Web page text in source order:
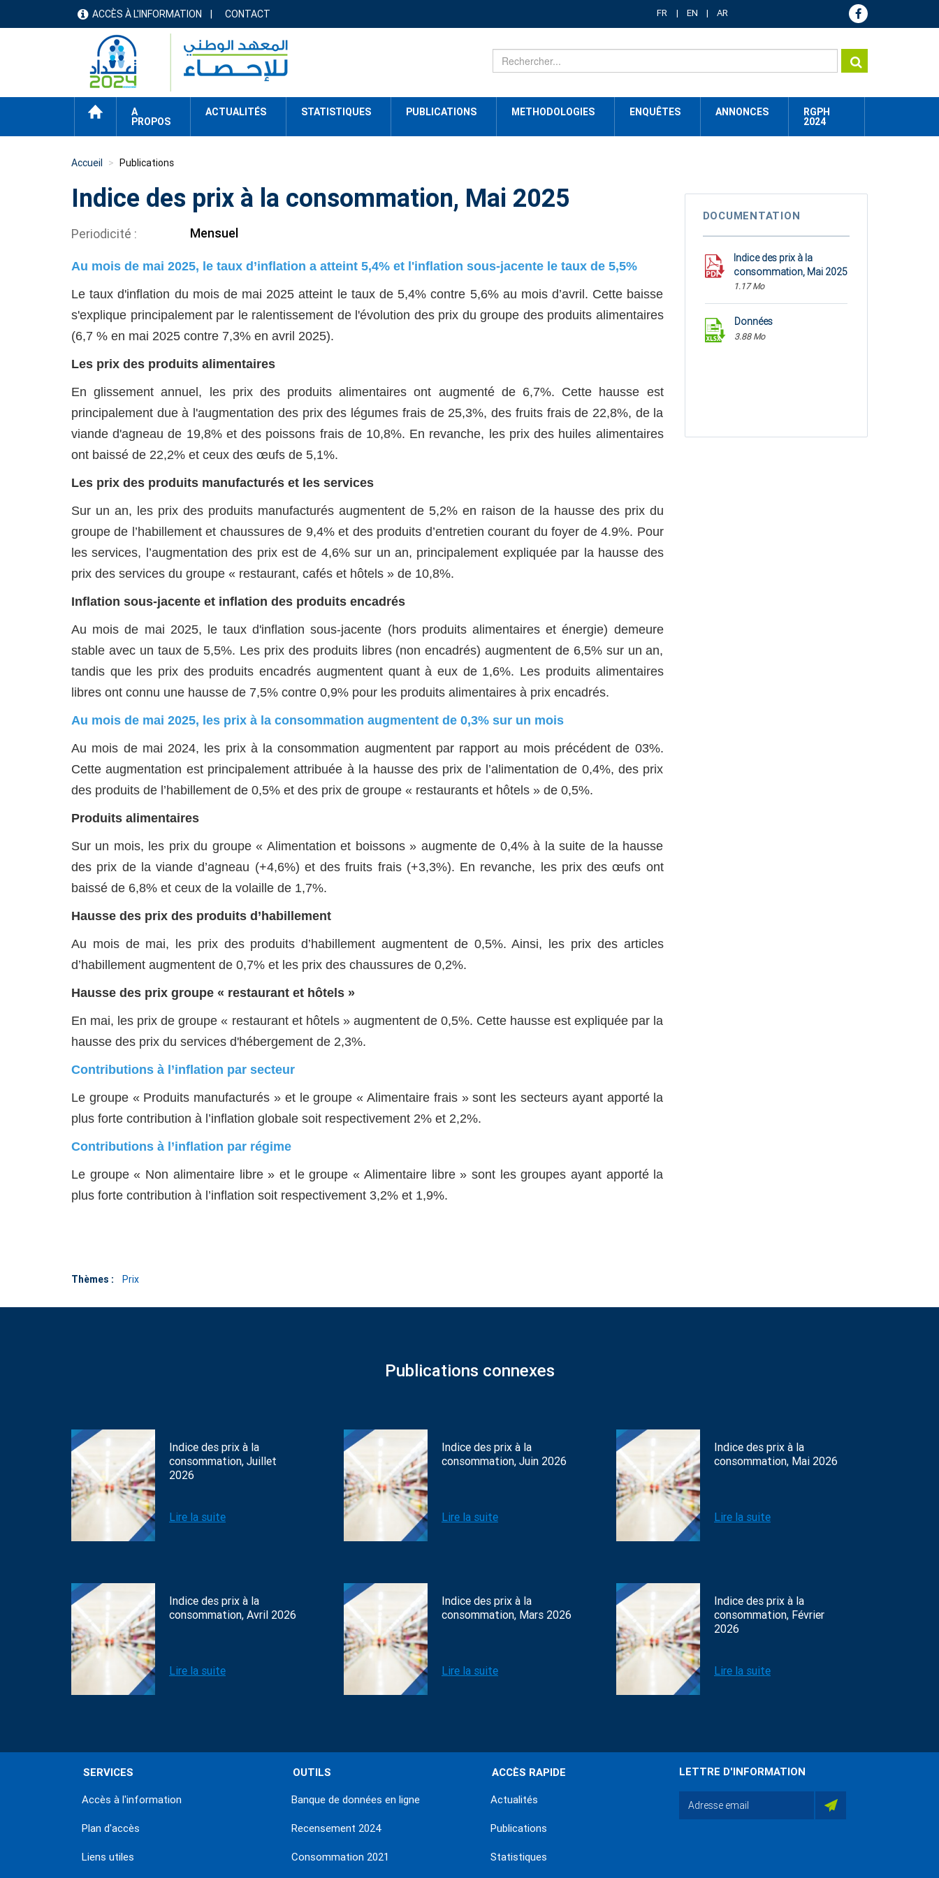
menu
header
ACCÈS À L'INFORMATION CONTACT FR EN AR
ACCUEIL
A
PROPOS
ACTUALITÉS STATISTIQUES PUBLICATIONS METHODOLOGIES ENQUÊTES ANNONCES
RGPH
2024
Accueil Publications
Indice des prix à la consommation, Mai 2025
Periodicité Mensuel
Au mois de mai 2025, le taux d’inflation a atteint 5,4% et l'inflation sous-jacente le taux de 5,5%
Le taux d'inflation du mois de mai 2025 atteint le taux de 5,4% contre 5,6% au mois d’avril. Cette baisse
s'explique principalement par le ralentissement de l'évolution des prix du groupe des produits alimentaires
(6,7 % en mai 2025 contre 7,3% en avril 2025).
Les prix des produits alimentaires
En glissement annuel, les prix des produits alimentaires ont augmenté de 6,7%. Cette hausse est
principalement due à l'augmentation des prix des légumes frais de 25,3%, des fruits frais de 22,8%, de la
viande d'agneau de 19,8% et des poissons frais de 10,8%. En revanche, les prix des huiles alimentaires
ont baissé de 22,2% et ceux des œufs de 5,1%.
Les prix des produits manufacturés et les services
Sur un an, les prix des produits manufacturés augmentent de 5,2% en raison de la hausse des prix du
groupe de l’habillement et chaussures de 9,4% et des produits d’entretien courant du foyer de 4.9%. Pour
les services, l’augmentation des prix est de 4,6% sur un an, principalement expliquée par la hausse des
prix des services du groupe « restaurant, cafés et hôtels » de 10,8%.
Inflation sous-jacente et inflation des produits encadrés
Au mois de mai 2025, le taux d'inflation sous-jacente (hors produits alimentaires et énergie) demeure
stable avec un taux de 5,5%. Les prix des produits libres (non encadrés) augmentent de 6,5% sur un an,
tandis que les prix des produits encadrés augmentent quant à eux de 1,6%. Les produits alimentaires
libres ont connu une hausse de 7,5% contre 0,9% pour les produits alimentaires à prix encadrés.
Au mois de mai 2025, les prix à la consommation augmentent de 0,3% sur un mois
Au mois de mai 2024, les prix à la consommation augmentent par rapport au mois précédent de 03%.
Cette augmentation est principalement attribuée à la hausse des prix de l’alimentation de 0,4%, des prix
des produits de l’habillement de 0,5% et des prix de groupe « restaurants et hôtels » de 0,5%.
Produits alimentaires
Sur un mois, les prix du groupe « Alimentation et boissons » augmente de 0,4% à la suite de la hausse
des prix de la viande d’agneau (+4,6%) et des fruits frais (+3,3%). En revanche, les prix des œufs ont
baissé de 6,8% et ceux de la volaille de 1,7%.
Hausse des prix des produits d’habillement
Au mois de mai, les prix des produits d’habillement augmentent de 0,5%. Ainsi, les prix des articles
d’habillement augmentent de 0,7% et les prix des chaussures de 0,2%.
Hausse des prix groupe « restaurant et hôtels »
En mai, les prix de groupe « restaurant et hôtels » augmentent de 0,5%. Cette hausse est expliquée par la
hausse des prix du services d'hébergement de 2,3%.
Contributions à l’inflation par secteur
Le groupe « Produits manufacturés » et le groupe « Alimentaire frais » sont les secteurs ayant apporté la
plus forte contribution à l’inflation globale soit respectivement 2% et 2,2%.
Contributions à l’inflation par régime
Le groupe « Non alimentaire libre » et le groupe « Alimentaire libre » sont les groupes ayant apporté la
plus forte contribution à l’inflation soit respectivement 3,2% et 1,9%.
Thèmes : Prix
DOCUMENTATION
Indice des prix à la
consommation, Mai 2025
1.17 Mo
Données
3.88 Mo
Publications connexes
Indice des prix à la
consommation, Juillet
2026
Lire la suite
Indice des prix à la
consommation, Juin 2026
Lire la suite
Indice des prix à la
consommation, Mai 2026
Lire la suite
Indice des prix à la
consommation, Avril 2026
Lire la suite
Indice des prix à la
consommation, Mars 2026
Lire la suite
Indice des prix à la
consommation, Février
2026
Lire la suite
SERVICES
Accès à l'information
Plan d'accès
Liens utiles
OUTILS
Banque de données en ligne
Recensement 2024
Consommation 2021
ACCÈS RAPIDE
Actualités
Publications
Statistiques
LETTRE D'INFORMATION